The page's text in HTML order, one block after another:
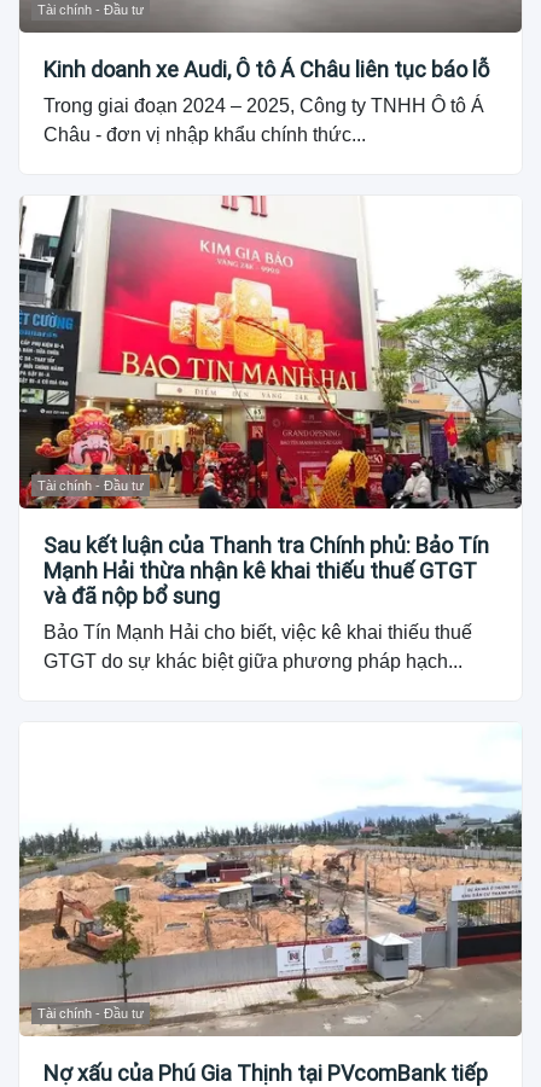
Tài chính - Đầu tư
Kinh doanh xe Audi, Ô tô Á Châu liên tục báo lỗ
Trong giai đoạn 2024 – 2025, Công ty TNHH Ô tô Á
Châu - đơn vị nhập khẩu chính thức...
Tài chính - Đầu tư
Sau kết luận của Thanh tra Chính phủ: Bảo Tín
Mạnh Hải thừa nhận kê khai thiếu thuế GTGT
và đã nộp bổ sung
Bảo Tín Mạnh Hải cho biết, việc kê khai thiếu thuế
GTGT do sự khác biệt giữa phương pháp hạch...
Tài chính - Đầu tư
Nợ xấu của Phú Gia Thịnh tại PVcomBank tiếp